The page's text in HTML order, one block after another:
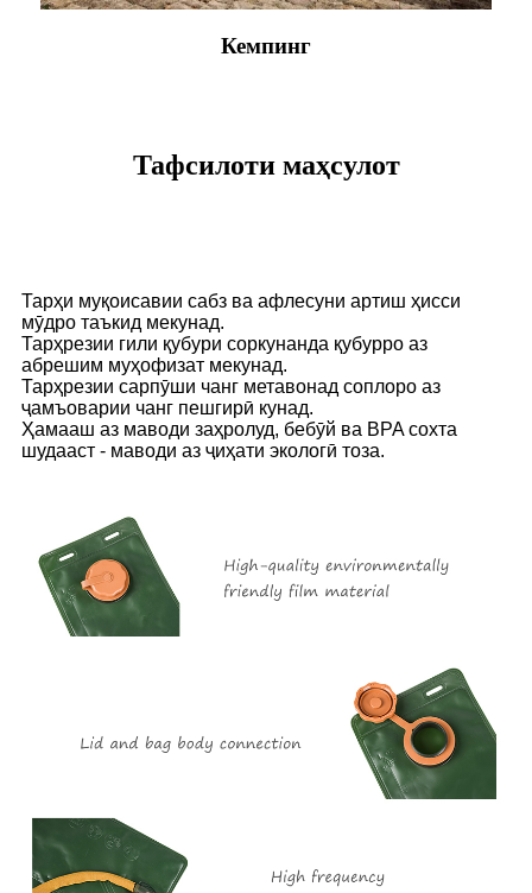
Кемпинг
Тафсилоти маҳсулот
Тарҳи муқоисавии сабз ва афлесуни артиш ҳисси
мӯдро таъкид мекунад.
Тарҳрезии гили қубури соркунанда қубурро аз
абрешим муҳофизат мекунад.
Тарҳрезии сарпӯши чанг метавонад соплоро аз
ҷамъоварии чанг пешгирӣ кунад.
Ҳамааш аз маводи заҳролуд, бебӯй ва BPA сохта
шудааст - маводи аз ҷиҳати экологӣ тоза.